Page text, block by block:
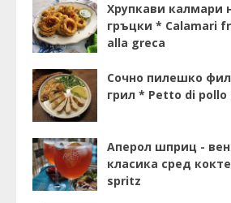
Хрупкави калмари
гръцки * Calamari
alla greca
Сочно пилешко
грил * Petto di
Аперол шприц -
класика сред
spritz